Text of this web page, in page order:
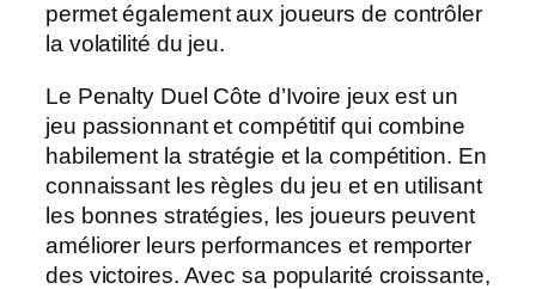
permet également aux joueurs de contrôler
la volatilité du jeu.
Le Penalty Duel Côte d’Ivoire jeux est un
jeu passionnant et compétitif qui combine
habilement la stratégie et la compétition. En
connaissant les règles du jeu et en utilisant
les bonnes stratégies, les joueurs peuvent
améliorer leurs performances et remporter
des victoires. Avec sa popularité croissante,